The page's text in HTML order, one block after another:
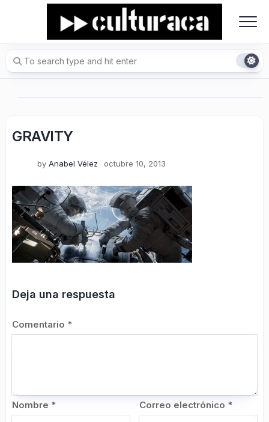
GRAVITY
by Anabel Vélez octubre 10, 2013
Deja una respuesta
Comentario *
Nombre * Correo electrónico *